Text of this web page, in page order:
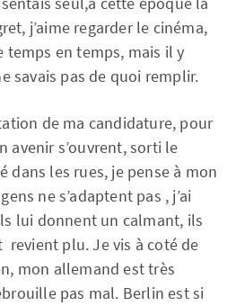
j’aime regarder le cinéma,
temps en temps, mais il y
savais pas de quoi remplir.
de ma candidature, pour
avenir s’ouvrent, sorti le
dans les rues, je pense à mon
ne s’adaptent pas , j’ai
lui donnent un calmant, ils
plu. Je vis à coté de
mon allemand est très
pas mal. Berlin est si